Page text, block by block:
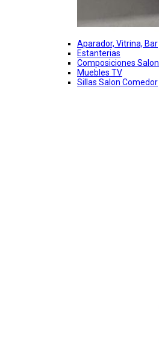
Aparador, Vitrina, Bar
Estanterias
Composiciones Salon
Muebles TV
Sillas Salon Comedor